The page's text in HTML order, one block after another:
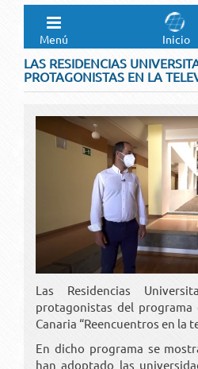
Menú Inicio
LAS RESIDENCIAS
PROTAGONISTAS EN LA
Las Residencias
protagonistas del programa
Canaria “Reencuentros en la
En dicho programa se
han adoptado las